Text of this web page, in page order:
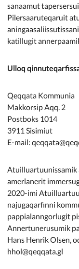
Kommune
sanaamut
Pilersaaruteqaruit
katillugit
Ulloq
Qeqqata Kommunia
Makkorsip Aqq. 2
Postboks 1014
3911 Sisimiut
E-mail:
Atuilluartuunissamik
amerlanerit
2020-imi
najugaqarfinni
pappialanngorlugit
Annertunerusumik
Hans Henrik Olsen,
hhol@qeqqata.gl